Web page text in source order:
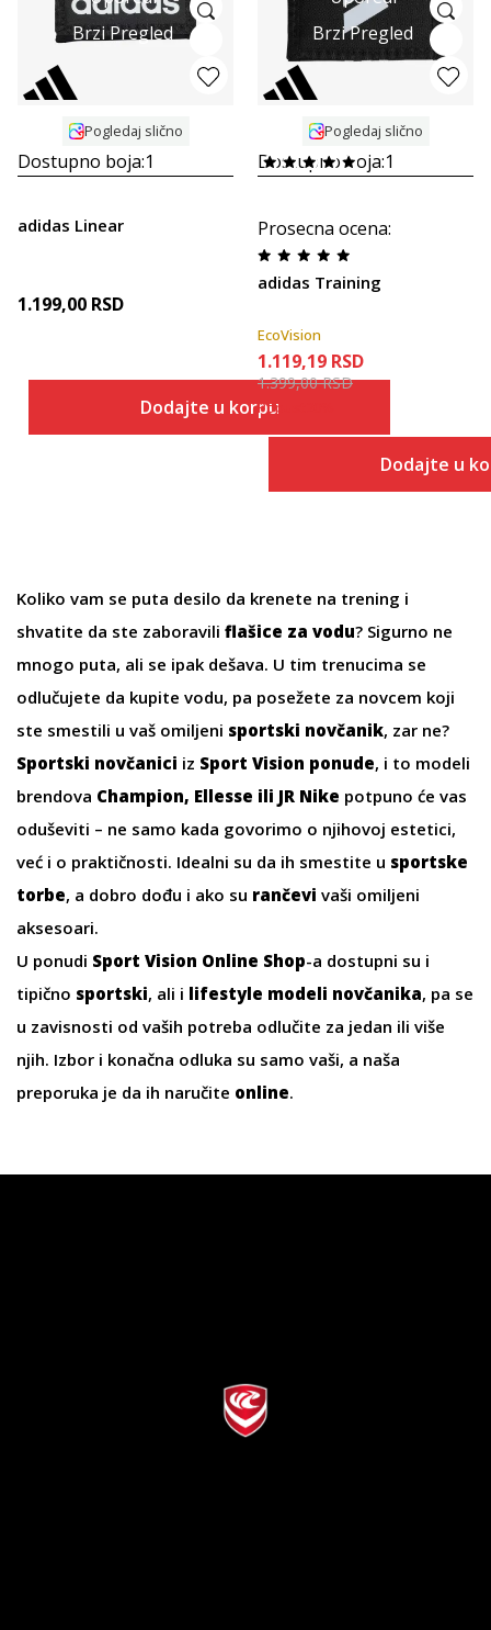
Brzi Pregled
Pogledaj slično
Dostupno boja:1
adidas Linear
1.199,00 RSD
Dodajte u korpu
Brzi Pregled
Pogledaj slično
Dostupno boja:1
Prosecna ocena:
adidas Training
EcoVision
1.119,19 RSD
1.399,00RSD
Popust
Dodajte u
Koliko vam se puta desilo da krenete na trening i
shvatite da ste zaboravili flašice za vodu? Sigurno ne
mnogo puta, ali se ipak dešava. U tim trenucima se
odlučujete da kupite vodu, pa posežete za novcem koji
ste smestili u vaš omiljeni sportski novčanik, zar ne?
Sportski novčanici iz Sport Vision ponude, i to modeli
brendova Champion, Ellesse ili JR Nike potpuno će vas
oduševiti – ne samo kada govorimo o njihovoj estetici,
već i o praktičnosti. Idealni su da ih smestite u sportske
torbe, a dobro dođu i ako su rančevi vaši omiljeni
aksesoari.
U ponudi Sport Vision Online Shop-a dostupni su i
tipično sportski, ali i lifestyle modeli novčanika, pa se
u zavisnosti od vaših potreba odlučite za jedan ili više
njih. Izbor i konačna odluka su samo vaši, a naša
preporuka je da ih naručite online.